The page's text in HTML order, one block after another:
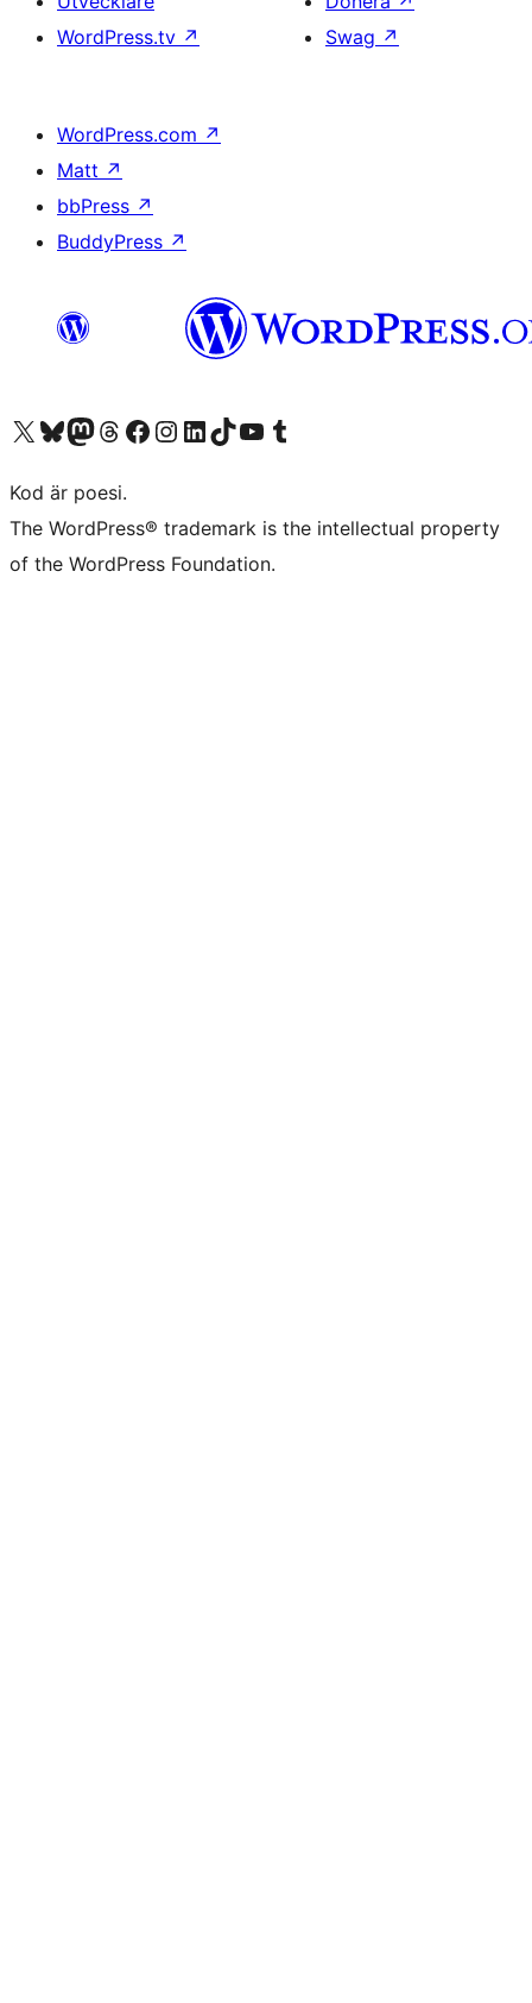
WordPress.tv ↗
Swag ↗
WordPress.com ↗
Matt ↗
bbPress ↗
BuddyPress ↗
Besök vår X-konto (f.d. Twitter)
Besök vårt Bluesky-konto
Besök vårt Mastodon-konto
Besök vårt Thread-konto
Besök vår Facebook-sidaBesök vårt Instagram-konto
Besök vårt LinkedIn-konto
Besök vårt TikTok-konto
Besök vår YouTube-kanalBesök vårt Tumblr-konto
Kod är poesi.
The WordPress® trademark is the intellectual property
of the WordPress Foundation.